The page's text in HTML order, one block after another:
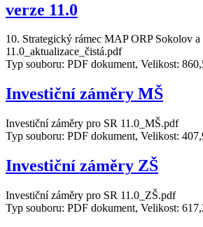
verze 11.0
10. Strategický rámec MAP ORP Sokolov
11.0_aktualizace_čistá.pdf
Typ souboru: PDF dokument, Velikost:
Investiční záměry MŠ
Investiční záměry pro SR 11.0_MŠ.pdf
Typ souboru: PDF dokument, Velikost:
Investiční záměry ZŠ
Investiční záměry pro SR 11.0_ZŠ.pdf
Typ souboru: PDF dokument, Velikost: